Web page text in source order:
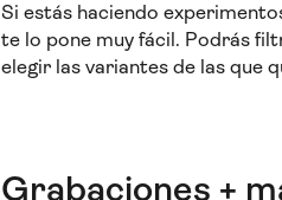
Si estás haciendo
te lo pone muy fácil. Podrás
elegir las variantes de las que
Grabaciones +